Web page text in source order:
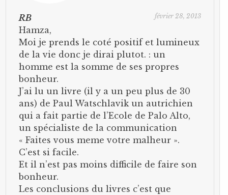
RB février 28, 2013
Hamza,
Moi je prends le coté positif et lumineux
de la vie donc je dirai plutot. : un
homme est la somme de ses propres
bonheur.
J’ai lu un livre (il y a un peu plus de 30
ans) de Paul Watschlavik un autrichien
qui a fait partie de l’Ecole de Palo Alto,
un spécialiste de la communication
« Faites vous meme votre malheur ».
C’est si facile.
Et il n’est pas moins difficile de faire son
bonheur.
Les conclusions du livres c’est que